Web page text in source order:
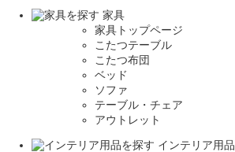
家具
家具トップページ
こたつテーブル
こたつ布団
ベッド
ソファ
テーブル・チェア
アウトレット
インテリア用品